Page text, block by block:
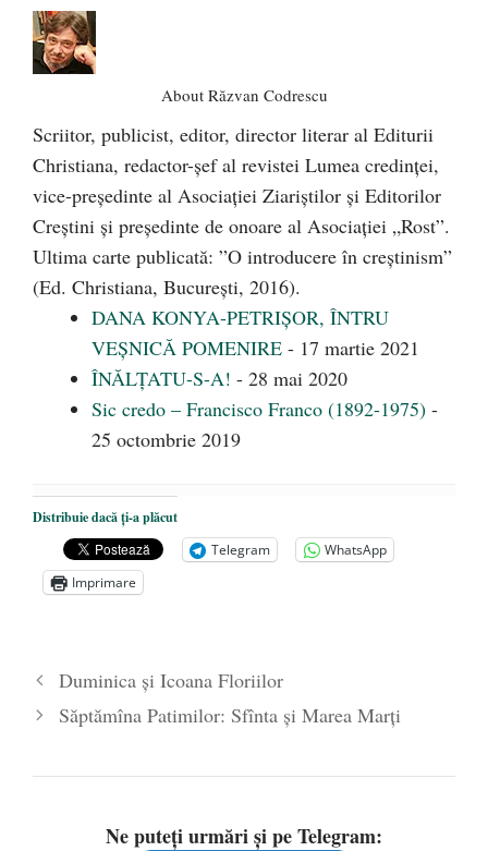
About Răzvan Codrescu
Scriitor, publicist, editor, director literar al Editurii
Christiana, redactor-şef al revistei Lumea credinţei,
vice-preşedinte al Asociaţiei Ziariştilor şi Editorilor
Creştini şi preşedinte de onoare al Asociaţiei „Rost”.
Ultima carte publicată: ”O introducere în creștinism”
(Ed. Christiana, Bucureşti, 2016).
DANA KONYA-PETRIȘOR, ÎNTRU
VEȘNICĂ POMENIRE - 17 martie 2021
ÎNĂLȚATU-S-A! - 28 mai 2020
Sic credo – Francisco Franco (1892-1975) -
25 octombrie 2019
Distribuie dacă ți-a plăcut
Telegram
WhatsApp
Imprimare
Duminica și Icoana Floriilor
Săptămîna Patimilor: Sfînta și Marea Marți
Ne puteți urmări și pe Telegram: